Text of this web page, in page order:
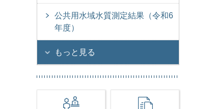
公共用水域水質測定結果（令和6
年度）
もっと見る